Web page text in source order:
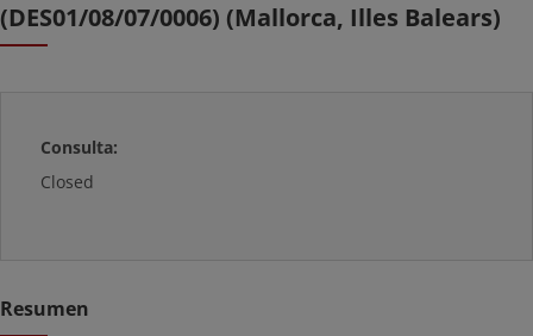
(DES01/08/07/0006) (Mallorca, Illes Balears)
Consulta:
Closed
Resumen